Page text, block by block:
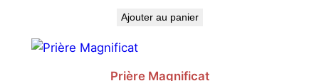
Ajouter au panier
Prière Magnificat